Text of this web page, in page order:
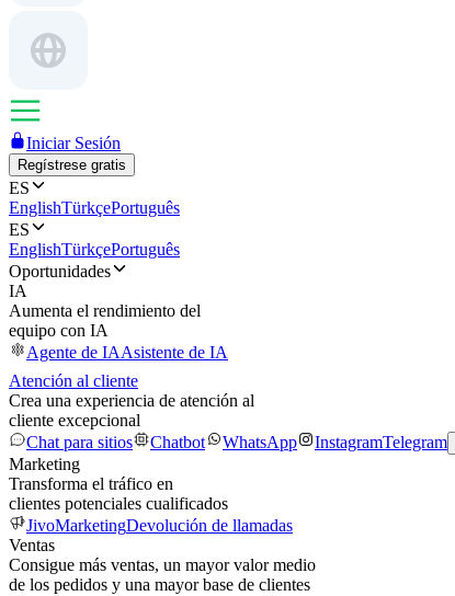
Iniciar Sesión
Regístrese gratis
ES
EnglishTürkçePortuguês
ES
EnglishTürkçePortuguês
Oportunidades
IA
Aumenta el rendimiento del
equipo con IA
Agente de IAAsistente de IA
Atención al cliente
Crea una experiencia de atención al
cliente excepcional
Chat para sitios
Chatbot WhatsApp InstagramTelegram
Marketing
Transforma el tráfico en
clientes potenciales cualificados
JivoMarketingDevolución de llamadas
Ventas
Consigue más ventas, un mayor valor medio
de los pedidos y una mayor base de clientes